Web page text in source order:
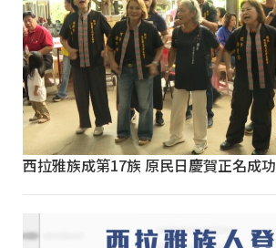
西拉雅族成第17族 原民日慶賀正名成功